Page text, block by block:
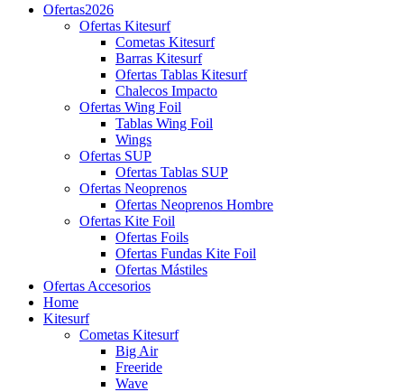
Ofertas2026
Ofertas Kitesurf
Cometas Kitesurf
Barras Kitesurf
Ofertas Tablas Kitesurf
Chalecos Impacto
Ofertas Wing Foil
Tablas Wing Foil
Wings
Ofertas SUP
Ofertas Tablas SUP
Ofertas Neoprenos
Ofertas Neoprenos Hombre
Ofertas Kite Foil
Ofertas Foils
Ofertas Fundas Kite Foil
Ofertas Mástiles
Ofertas Accesorios
Home
Kitesurf
Cometas Kitesurf
Big Air
Freeride
Wave